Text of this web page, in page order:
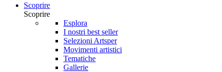
Scoprire
Scoprire
Esplora
I nostri best seller
Selezioni Artsper
Movimenti artistici
Tematiche
Gallerie